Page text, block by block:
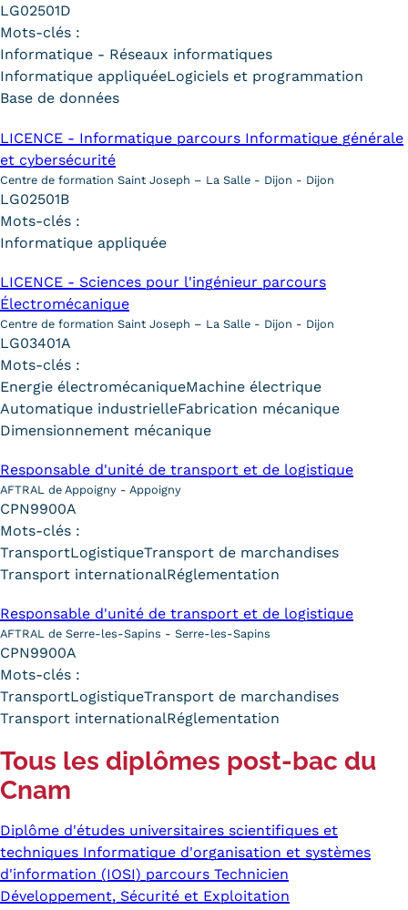
LG02501D
Mots-clés :
Informatique - Réseaux informatiques
Informatique appliquéeLogiciels et programmation
Base de données
LICENCE - Informatique parcours Informatique générale
et cybersécurité
Centre de formation Saint Joseph – La Salle - Dijon - Dijon
LG02501B
Mots-clés :
Informatique appliquée
LICENCE - Sciences pour l'ingénieur parcours
Électromécanique
Centre de formation Saint Joseph – La Salle - Dijon - Dijon
LG03401A
Mots-clés :
Energie électromécaniqueMachine électrique
Automatique industrielleFabrication mécanique
Dimensionnement mécanique
Responsable d'unité de transport et de logistique
AFTRAL de Appoigny - Appoigny
CPN9900A
Mots-clés :
TransportLogistiqueTransport de marchandises
Transport internationalRéglementation
Responsable d'unité de transport et de logistique
AFTRAL de Serre-les-Sapins - Serre-les-Sapins
CPN9900A
Mots-clés :
TransportLogistiqueTransport de marchandises
Transport internationalRéglementation
Tous les diplômes post-bac du
Cnam
Diplôme d'études universitaires scientifiques et
techniques Informatique d'organisation et systèmes
d'information (IOSI) parcours Technicien
Développement, Sécurité et Exploitation